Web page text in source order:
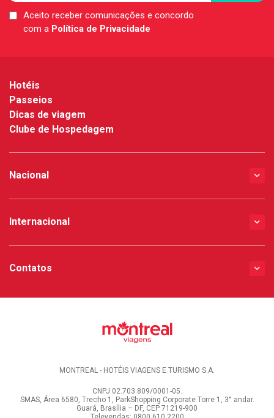
LGPDAceito receber comunicações e concordo
com a Política de Privacidade
Hotéis
Passeios
Dicas de viagem
Clube de Hospedagem
Nacional
Internacional
Contatos
MONTREAL - HOTÉIS VIAGENS E TURISMO S.A.
CNPJ 02.703.809/0001-05.
SMAS, Área 6580, Trecho 1, ParkShopping Corporate Torre 1, 3° andar.
Guará, Brasília – DF, CEP 71219-900